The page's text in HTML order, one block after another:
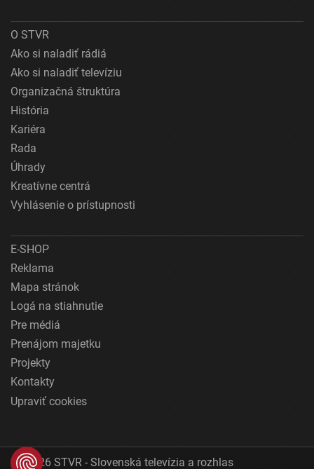
O STVR
Ako si naladiť rádiá
Ako si naladiť televíziu
Organizačná štruktúra
História
Kariéra
Rada
Úhrady
Kreatívne centrá
Vyhlásenie o prístupnosti
E-SHOP
Reklama
Mapa stránok
Logá na stiahnutie
Pre médiá
Prenájom majetku
Projekty
Kontakty
Upraviť cookies
© 2026 STVR - Slovenská televízia a rozhlas